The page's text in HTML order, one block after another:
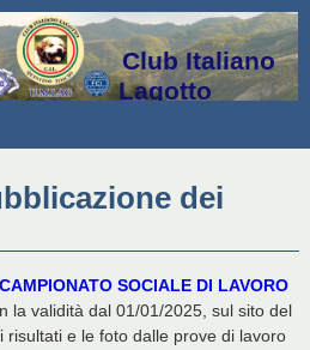
Club Italiano
Lagotto
dei
CAMPIONATO SOCIALE DI LAVORO
la validità dal 01/01/2025, sul sito del
risultati e le foto dalle prove di lavoro